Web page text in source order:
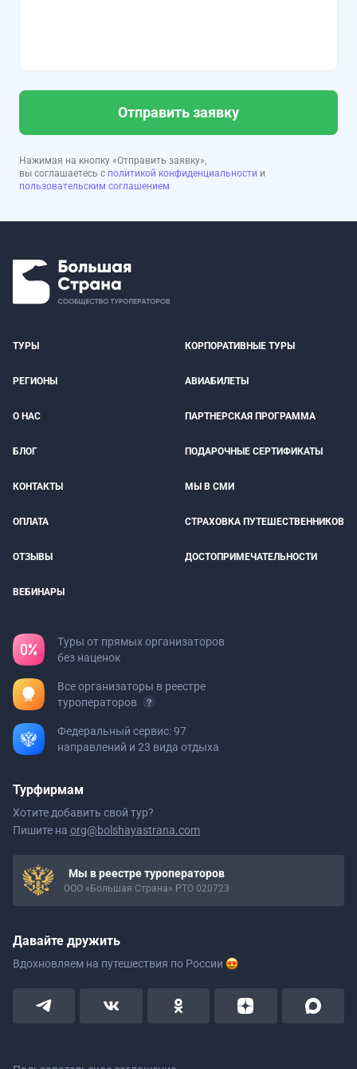
Отправить заявку
Нажимая на кнопку «Отправить заявку»,
вы соглашаетесь с политикой конфиденциальности и
пользовательским соглашением
ТУРЫ КОРПОРАТИВНЫЕ ТУРЫ
РЕГИОНЫ АВИАБИЛЕТЫ
О НАС ПАРТНЕРСКАЯ ПРОГРАММА
БЛОГ ПОДАРОЧНЫЕ СЕРТИФИКАТЫ
КОНТАКТЫ МЫ В СМИ
ОПЛАТА СТРАХОВКА ПУТЕШЕСТВЕННИКОВ
ОТЗЫВЫ ДОСТОПРИМЕЧАТЕЛЬНОСТИ
ВЕБИНАРЫ
Туры от прямых организаторов
без наценок
Все организаторы в реестре
туроператоров
Федеральный сервис: 97
направлений и 23 вида отдыха
Турфирмам
Хотите добавить свой тур?
Пишите на org@bolshayastrana.com
Мы в реестре туроператоров
ООО «Большая Страна» РТО 020723
Давайте дружить
Вдохновляем на путешествия по России